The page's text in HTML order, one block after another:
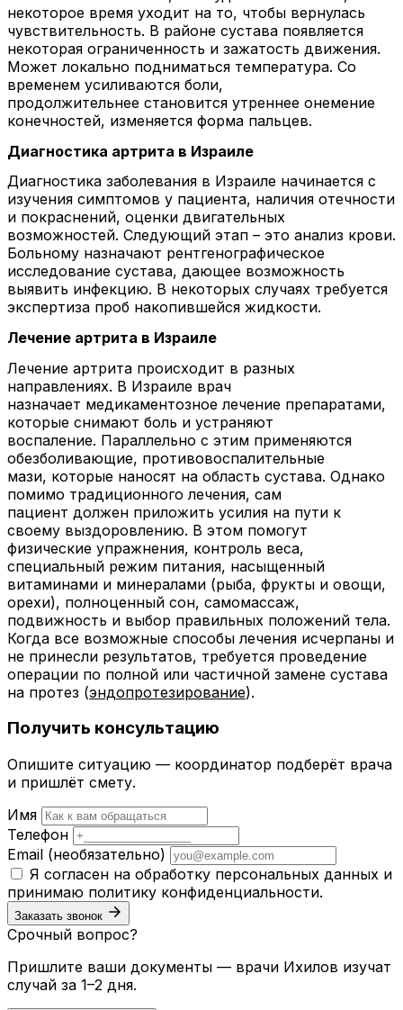
некоторое время уходит на то, чтобы вернулась
чувствительность. В районе сустава появляется
некоторая ограниченность и зажатость движения.
Может локально подниматься температура. Со
временем усиливаются боли,
продолжительнее становится утреннее онемение
конечностей, изменяется форма пальцев.
Диагностика артрита в Израиле
Диагностика заболевания в Израиле начинается с
изучения симптомов у пациента, наличия отечности
и покраснений, оценки двигательных
возможностей. Следующий этап – это анализ крови.
Больному назначают рентгенографическое
исследование сустава, дающее возможность
выявить инфекцию. В некоторых случаях требуется
экспертиза проб накопившейся жидкости.
Лечение артрита в Израиле
Лечение артрита происходит в разных
направлениях. В Израиле врач
назначает медикаментозное лечение препаратами,
которые снимают боль и устраняют
воспаление. Параллельно с этим применяются
обезболивающие, противовоспалительные
мази, которые наносят на область сустава. Однако
помимо традиционного лечения, сам
пациент должен приложить усилия на пути к
своему выздоровлению. В этом помогут
физические упражнения, контроль веса,
специальный режим питания, насыщенный
витаминами и минералами (рыба, фрукты и овощи,
орехи), полноценный сон, самомассаж,
подвижность и выбор правильных положений тела.
Когда все возможные способы лечения исчерпаны и
не принесли результатов, требуется проведение
операции по полной или частичной замене сустава
на протез (эндопротезирование).
Получить консультацию
Опишите ситуацию — координатор подберёт врача
и пришлёт смету.
Имя
Телефон
Email (необязательно)
Я согласен на обработку персональных данных и
принимаю политику конфиденциальности.
Заказать звонок
Срочный вопрос?
Пришлите ваши документы — врачи Ихилов изучат
случай за 1–2 дня.